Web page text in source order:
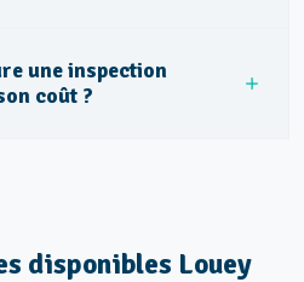
une inspection
coût ?
disponibles Louey